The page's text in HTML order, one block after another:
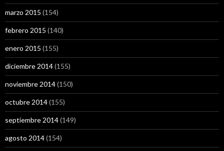
marzo 2015 (154)
febrero 2015 (140)
enero 2015 (155)
diciembre 2014(155)
noviembre 2014(150)
octubre 2014(155)
septiembre 2014(149)
agosto 2014(154)